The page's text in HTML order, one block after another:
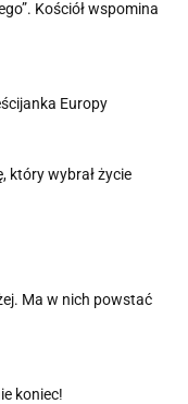
Kościół wspomina
Europy
który wybrał życie
Ma w nich powstać
koniec!